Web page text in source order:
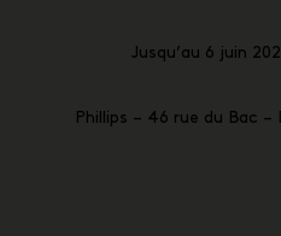
Jusqu’au 6 juin
Phillips – 46 rue du Bac –